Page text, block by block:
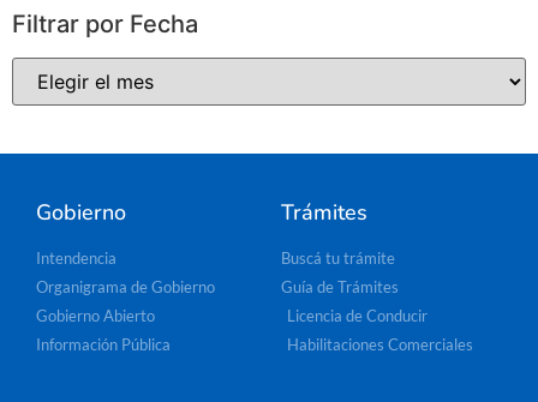
Filtrar por Fecha
Gobierno
Intendencia
Organigrama de Gobierno
Gobierno Abierto
Información Pública
Trámites
Buscá tu trámite
Guía de Trámites
Licencia de Conducir
Habilitaciones Comerciales